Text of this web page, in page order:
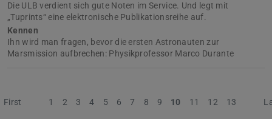
Die ULB verdient sich gute Noten im Service. Und legt mit
„Tuprints“ eine elektronische Publikationsreihe auf.
Kennen
Ihn wird man fragen, bevor die ersten Astronauten zur
Marsmission aufbrechen: Physikprofessor Marco Durante
First Previous
1 2 3 4 5 6 7 8 9 10 11 12 13